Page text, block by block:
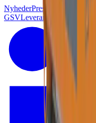
NyhederPresse
GSVLeverandørlogin